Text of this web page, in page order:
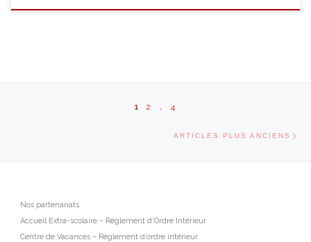
Navigation dans les articles
1 2 4
ARTICLES PLUS ANCIENS
Nos partenariats
Accueil Extra-scolaire – Règlement d’Ordre Intérieur
Centre de Vacances – Règlement d’ordre intérieur